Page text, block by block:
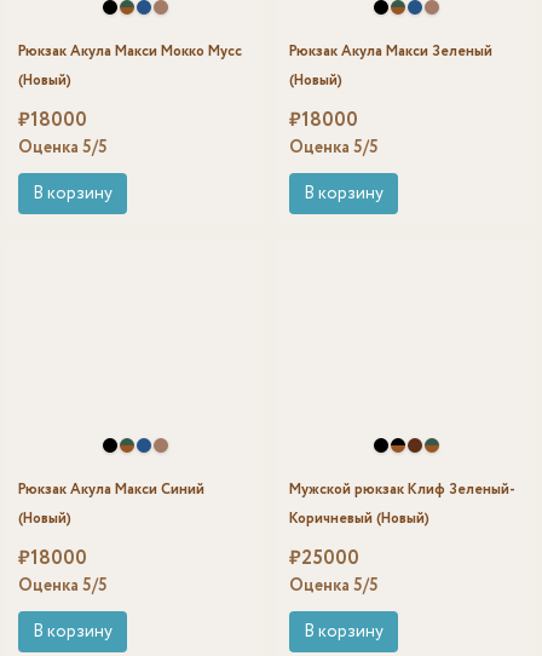
Рюкзак Акула Макси Мокко Мусс
(Новый)
₽18000
Оценка 5/5
В корзину
Рюкзак Акула Макси Зеленый
(Новый)
₽18000
Оценка 5/5
В корзину
Рюкзак Акула Макси Синий
(Новый)
₽18000
Оценка 5/5
В корзину
Мужской рюкзак Клиф Зеленый-
Коричневый (Новый)
₽25000
Оценка 5/5
В корзину